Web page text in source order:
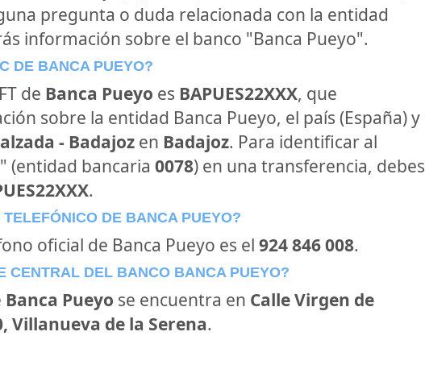
pregunta o duda relacionada con la entidad
información sobre el banco "Banca Pueyo".
DE BANCA PUEYO?
de Banca Pueyo es BAPUES22XXX, que
sobre la entidad Banca Pueyo, el país (España) y
- Badajoz en Badajoz. Para identificar al
(entidad bancaria 0078) en una transferencia, debes
.
DE BANCA PUEYO?
oficial de Banca Pueyo es el 924 846 008.
CENTRAL DEL BANCO BANCA PUEYO?
Banca Pueyo se encuentra en Calle Virgen de
Villanueva de la Serena.